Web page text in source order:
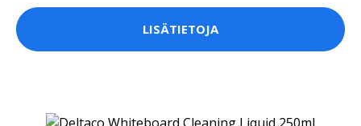
LISÄTIETOJA